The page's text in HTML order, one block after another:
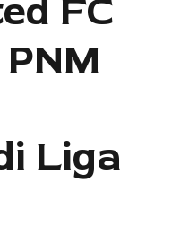
FC
Liga